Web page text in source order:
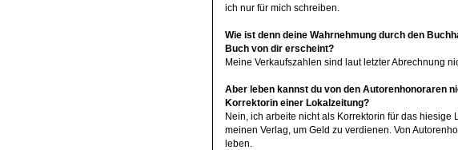
ich nur für mich schreiben.
Wie ist denn deine Wahrnehmung durch den
Buch von dir erscheint?
Meine Verkaufszahlen sind laut letzter Abrechnung
Aber leben kannst du von den Autorenhonoraren
Korrektorin einer Lokalzeitung?
Nein, ich arbeite nicht als Korrektorin für das hiesige
meinen Verlag, um Geld zu verdienen. Von
leben.